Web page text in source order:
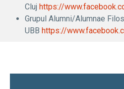
Cluj https://
Grupul Alumni/Alumnae
UBB https://